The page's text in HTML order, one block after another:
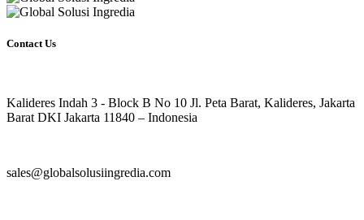
Contact Us
Kalideres Indah 3 - Block B No 10 Jl. Peta Barat, Kalideres, Jakarta
Barat DKI Jakarta 11840 – Indonesia
sales@globalsolusiingredia.com